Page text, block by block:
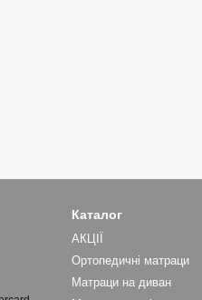
Каталог
АКЦІЇ
Ортопедичні матраци
Матраци на диван